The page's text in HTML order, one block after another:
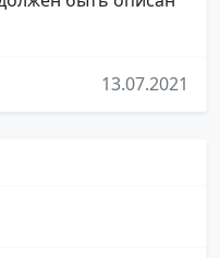
13.07.2021